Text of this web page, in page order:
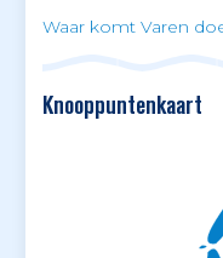
Waar komt Varen
Knooppuntenkaart